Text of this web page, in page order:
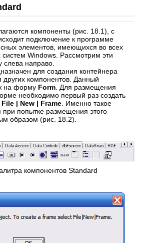
компоненты (рис. 18.1), с
подключение к программе
элементов, имеющихся во всех
Windows. Рассмотрим эти
слева направо.
для создания контейнера
компонентов. Данный
на форму Form . Для размещения
необходимо первый раз создать
File | New | Frame . Именно такое
попытке размещения этого
образом (рис. 18.2).
компонентов Standard